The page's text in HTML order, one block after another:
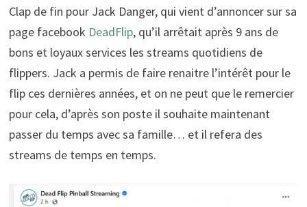
Clap de fin pour Jack Danger, qui vient d’annoncer sur sa
page facebook DeadFlip, qu’il arrêtait après 9 ans de
bons et loyaux services les streams quotidiens de
flippers. Jack a permis de faire renaitre l’intérêt pour le
flip ces dernières années, et on ne peut que le remercier
pour cela, d’après son poste il souhaite maintenant
passer du temps avec sa famille… et il refera des
streams de temps en temps.